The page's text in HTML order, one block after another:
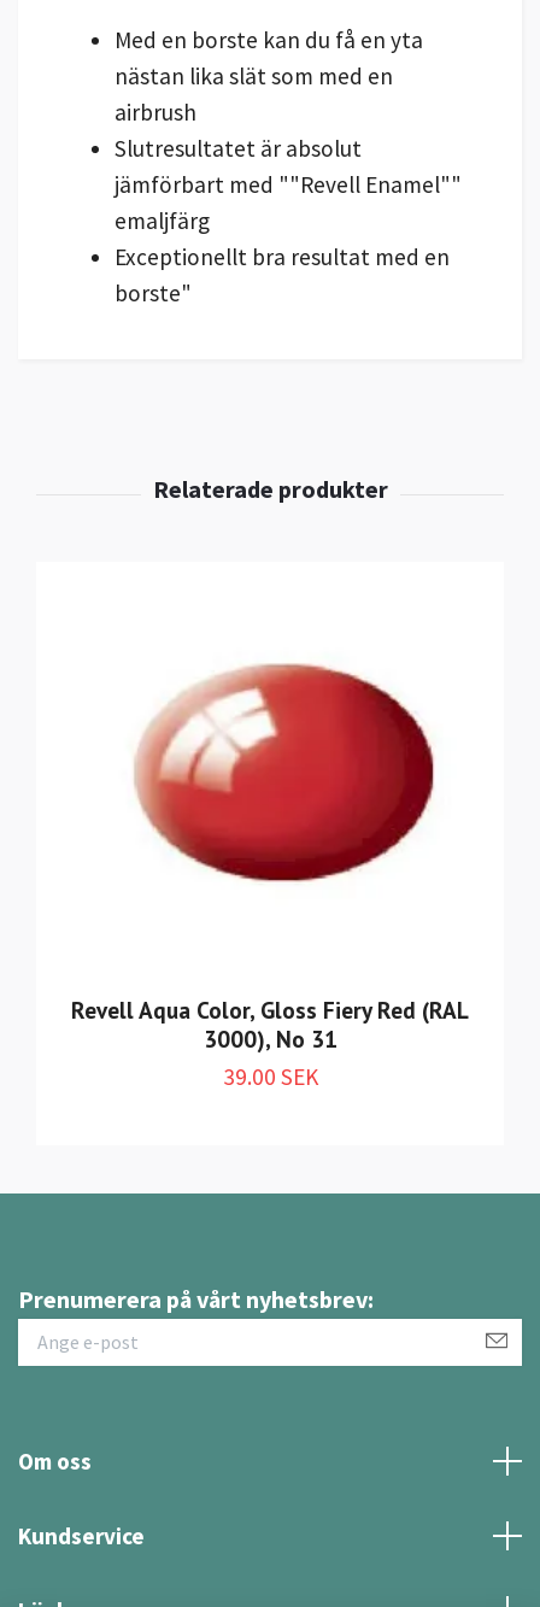
Med en borste kan du få en yta
nästan lika slät som med en
airbrush
Slutresultatet är absolut
jämförbart med ""Revell Enamel""
emaljfärg
Exceptionellt bra resultat med en
borste"
Revell Aqua Color, Gloss Fiery Red (RAL
3000), No 31
39.00 SEK
Prenumerera på vårt nyhetsbrev:
Om oss
Kundservice